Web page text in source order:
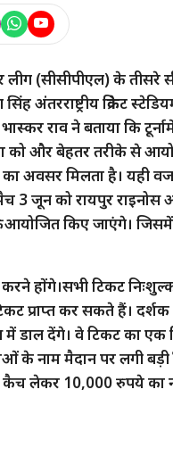
लीग (सीसीपीएल) के तीसरे
अंतरराष्ट्रीय क्रिकेट
भास्कर राव ने बताया कि
को और बेहतर तरीके से
अवसर मिलता है। यही
3 जून को रायपुर राइनोस
किए जाएंगे। जिसमें
होंगे।सभी टिकट
प्राप्त कर सकते हैं।
में डाल देंगे। वे टिकट का
मैदान पर लगी बड़ी
कैच लेकर 10,000 रुपये का